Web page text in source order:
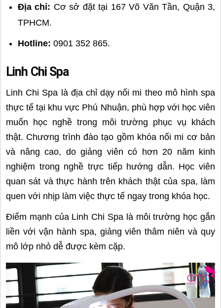
Địa chỉ: Cơ sở đặt tại 167 Võ Văn Tần, Quận 3,
TPHCM.
Hotline: 0901 352 865.
Linh Chi Spa
Linh Chi Spa là địa chỉ dạy nối mi theo mô hình spa
thực tế tại khu vực Phú Nhuận, phù hợp với học viên
muốn học nghề trong môi trường phục vụ khách
thật. Chương trình đào tạo gồm khóa nối mi cơ bản
và nâng cao, do giảng viên có hơn 20 năm kinh
nghiệm trong nghề trực tiếp hướng dẫn. Học viên
quan sát và thực hành trên khách thật của spa, làm
quen với nhịp làm việc thực tế ngay trong khóa học.
Điểm mạnh của Linh Chi Spa là môi trường học gắn
liền với vận hành spa, giảng viên thâm niên và quy
mô lớp nhỏ dễ được kèm cặp.